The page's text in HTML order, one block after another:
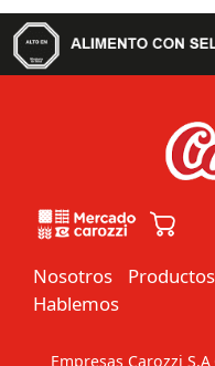
Nosotros Productos
Hablemos
Empresas Carozzi S.A